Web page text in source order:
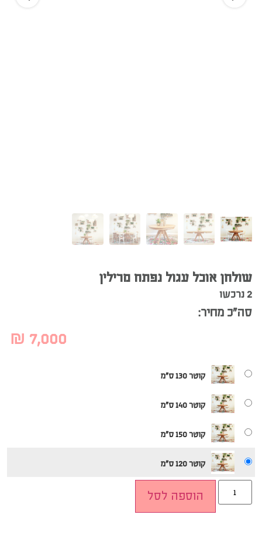
שולחן אוכל עגול נפתח מרילין
2 נרכשו
סה”כ מחיר:
₪ 7,000
קוטר 130 ס"מ
קוטר 140 ס"מ
קוטר 150 ס"מ
קוטר 120 ס"מ
הוספה לסל